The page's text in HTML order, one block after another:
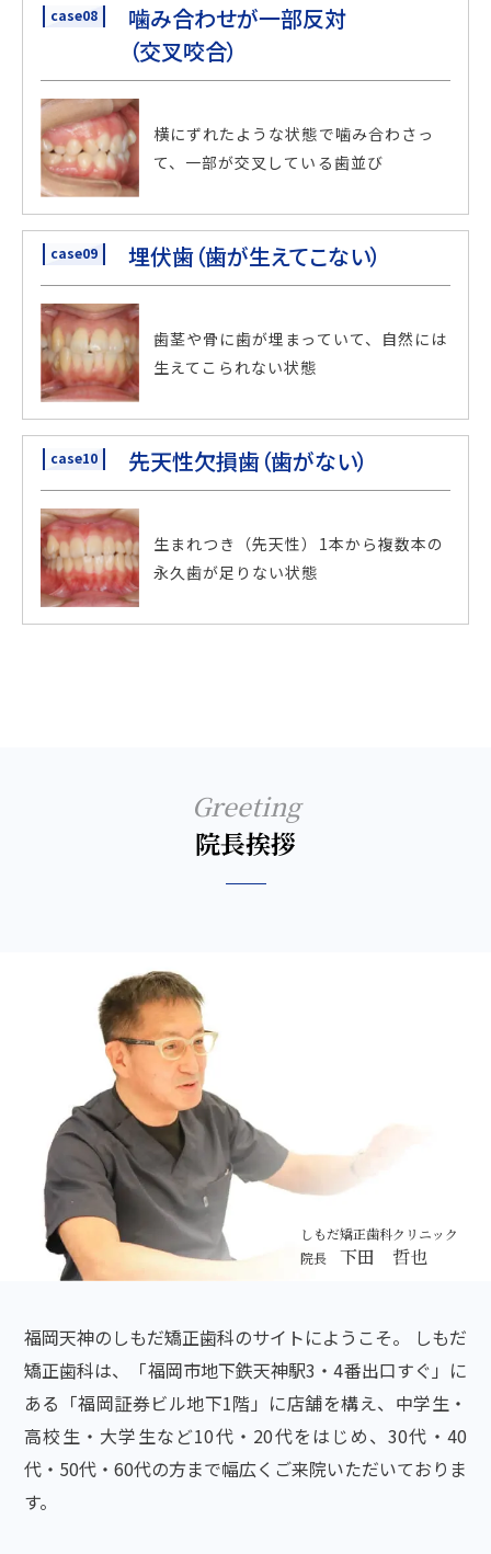
case08
噛み合わせが一部反対
（交叉咬合）
横にずれたような状態で噛み合わさっ
て、一部が交叉している歯並び
case09 埋伏歯（歯が生えてこない）
歯茎や骨に歯が埋まっていて、
自然には
生えてこられない状態
case10 先天性欠損歯（歯がない）
生まれつき（先天性）1本から複数本の
永久歯が足りない状態
Greeting
院長挨拶
しもだ矯正歯科クリニック
院長 下田 哲也
福岡天神のしもだ矯正歯科のサイトにようこそ。 しもだ
矯正歯科は、「福岡市地下鉄天神駅3・4番出口すぐ」に
ある「福岡証券ビル地下1階」に店舗を構え、中学生・
高校生・大学生など10代・20代をはじめ、30代・40
代・50代・60代の方まで幅広くご来院いただいておりま
す。